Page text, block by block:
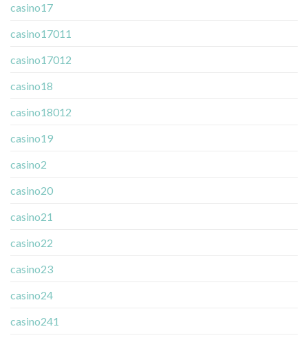
casino17
casino17011
casino17012
casino18
casino18012
casino19
casino2
casino20
casino21
casino22
casino23
casino24
casino241